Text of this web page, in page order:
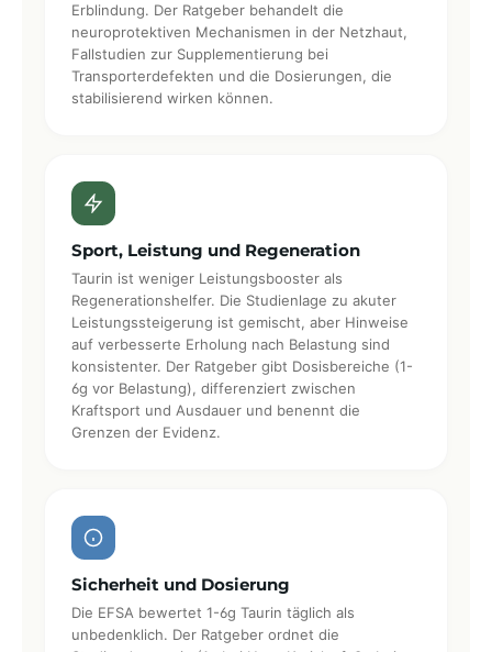
Erblindung. Der Ratgeber behandelt die
neuroprotektiven Mechanismen in der Netzhaut,
Fallstudien zur Supplementierung bei
Transporterdefekten und die Dosierungen, die
stabilisierend wirken können.
Sport, Leistung und Regeneration
Taurin ist weniger Leistungsbooster als
Regenerationshelfer. Die Studienlage zu akuter
Leistungssteigerung ist gemischt, aber Hinweise
auf verbesserte Erholung nach Belastung sind
konsistenter. Der Ratgeber gibt Dosisbereiche (1-
6g vor Belastung), differenziert zwischen
Kraftsport und Ausdauer und benennt die
Grenzen der Evidenz.
Sicherheit und Dosierung
Die EFSA bewertet 1-6g Taurin täglich als
unbedenklich. Der Ratgeber ordnet die